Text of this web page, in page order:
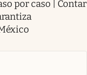
por caso | Contar